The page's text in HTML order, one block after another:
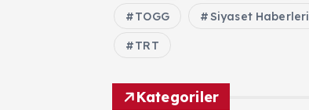
TOGG Siyaset Haberleri
TRT
Kategoriler